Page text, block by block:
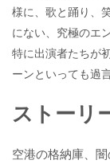
様に、歌と踊り、
にない、究極のエ
特に出演者たちが
ーンといっても過
ストーリ
空港の格納庫、